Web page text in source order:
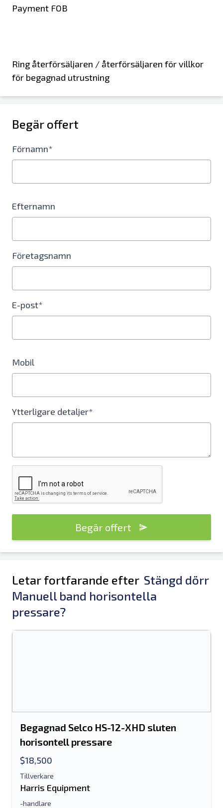
Payment FOB
Ring återförsäljaren / återförsäljaren för villkor
för begagnad utrustning
Begär offert
Förnamn*
Efternamn
Företagsnamn
E-post*
Mobil
Ytterligare detaljer*
Begär offert
Letar fortfarande efter Stängd dörr
Manuell band horisontella
pressare?
Begagnad Selco HS-12-XHD sluten
horisontell pressare
$18,500
Tillverkare
Harris Equipment
-handlare